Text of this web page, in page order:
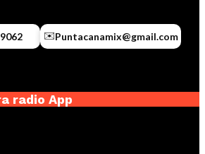
✉️Puntacanamix@gmail.com
radio App